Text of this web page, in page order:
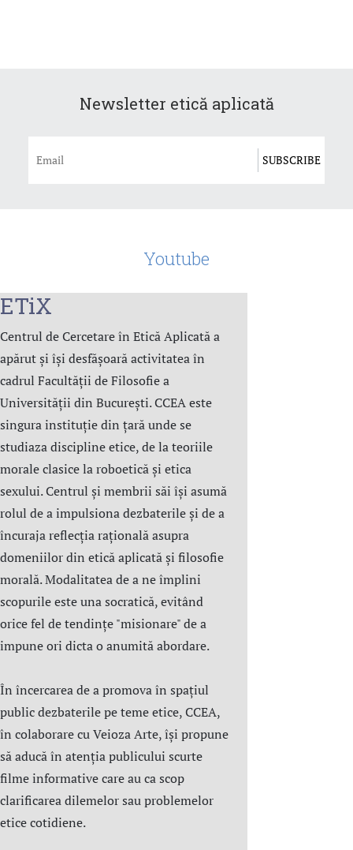
Newsletter etică aplicată
Youtube
ETiX
Centrul de Cercetare în Etică Aplicată a
apărut și își desfășoară activitatea în
cadrul Facultății de Filosofie a
Universității din București. CCEA este
singura instituție din țară unde se
studiaza discipline etice, de la teoriile
morale clasice la roboetică și etica
sexului. Centrul şi membrii săi îşi asumă
rolul de a impulsiona dezbaterile și de a
încuraja reflecția rațională asupra
domeniilor din etică aplicată şi filosofie
morală. Modalitatea de a ne împlini
scopurile este una socratică, evitând
orice fel de tendințe "misionare" de a
impune ori dicta o anumită abordare.
În încercarea de a promova în spațiul
public dezbaterile pe teme etice, CCEA,
în colaborare cu Veioza Arte, își propune
să aducă în atenția publicului scurte
filme informative care au ca scop
clarificarea dilemelor sau problemelor
etice cotidiene.